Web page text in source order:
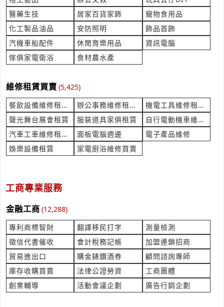
產業:文創精藝品
來自:歐OO 詢價
時間:08/05 16:48
立即報價
***chi9699@gmail.com
請問日立RA-50NR!售價(含安裝)？
產業:空調冷氣
時間:08/05 16:48
***imeng.lee@gmail.com
訂購多功能電錶 PM210-STD 14個
產業:測量檢測儀器製造代理
來自:翊OO機 詢價
時間:08/05 16:32
報價 WNRF法蘭
來自:雷OO弟OO管OO問OO有OO司 詢價
時間:08/05 16:28
***ckate58@gmail.com
從大陸進口鼓風機 進口鼓風機
產業:貿易報關
來自:旭OO保OO股OO限OO 詢價
時間:08/05 16:25
立即報價
***58161133@gamil.com
醫藥生技
居家百貨家飾
寵物食用品
化工製品油品
安防照明
飾品首飾
汽機車船配件
休閒育樂用品
資訊電腦
傢俱家電衛浴
食材農水產
維修租賃買賣 (5,425)
餐飲設備維修租賃買賣
辦公事務維修租賃買賣
機電工具維修租賃買賣
聲光舞台展會租賃
服裝道具家俱租賃
自行電動機車維修買賣
汽車工車維修租賃買賣
面板電腦週邊
電子產品維修
娛樂設備租賃
家電廚浴維修買賣
工商專業服務
金融工商 (12,288)
專利商標智財
翻譯移民打字
測量檢測
徵信代書催收
會計稅務記帳
加盟連鎖招商
貿易進出口
購金錶鑚酒券
顧問諮詢專師
庫存收購買賣
法律公證勞資
工商團體
創業輔導
活動會議企劃 廣告行銷企劃